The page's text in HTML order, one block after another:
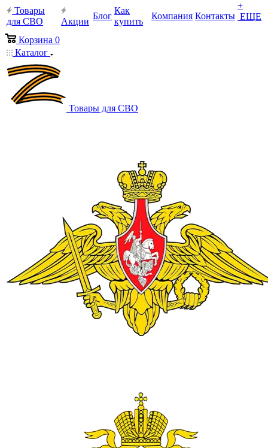
Товары
для СВО
Акции
Блог
Как
купить
Компания Контакты
+
ЕЩЕ
Корзина 0
Каталог
Товары для СВО